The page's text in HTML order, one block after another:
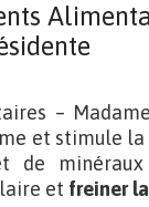
–
et stimule
de
et freiner